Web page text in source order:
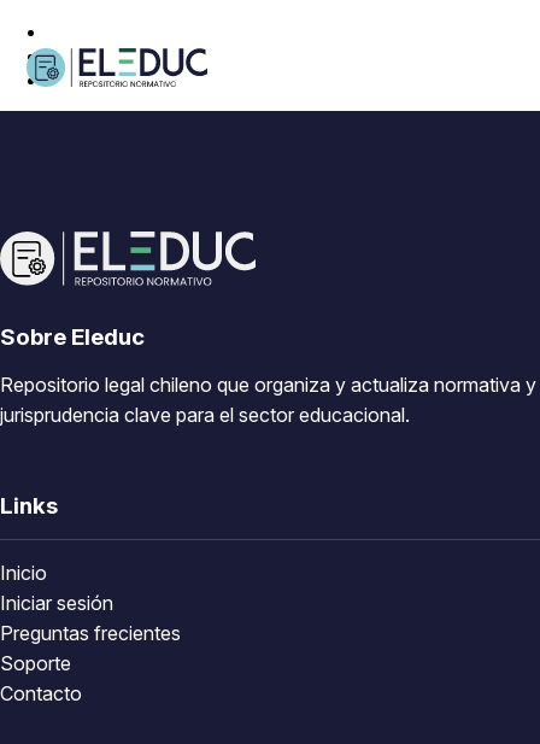
Sobre Eleduc
Repositorio legal chileno que organiza y actualiza normativa y
jurisprudencia clave para el sector educacional.
Links
Inicio
Iniciar sesión
Preguntas frecientes
Soporte
Contacto